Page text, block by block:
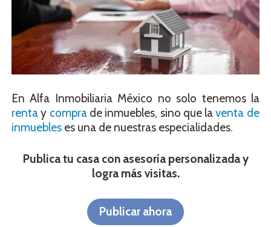
En Alfa Inmobiliaria México no solo tenemos la
rentay comprade inmuebles, sino que laventa de
inmuebles es una de nuestras especialidades.
Publica tu casa con asesoría personalizada y
logra más visitas.
Publicar ahora